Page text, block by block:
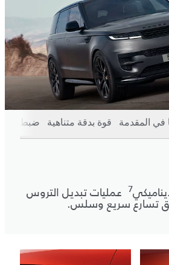
في المقدمة قوة بدقة متناهية ضبط
7 عمليات تبديل التروس
تسارع سريع وسلس.